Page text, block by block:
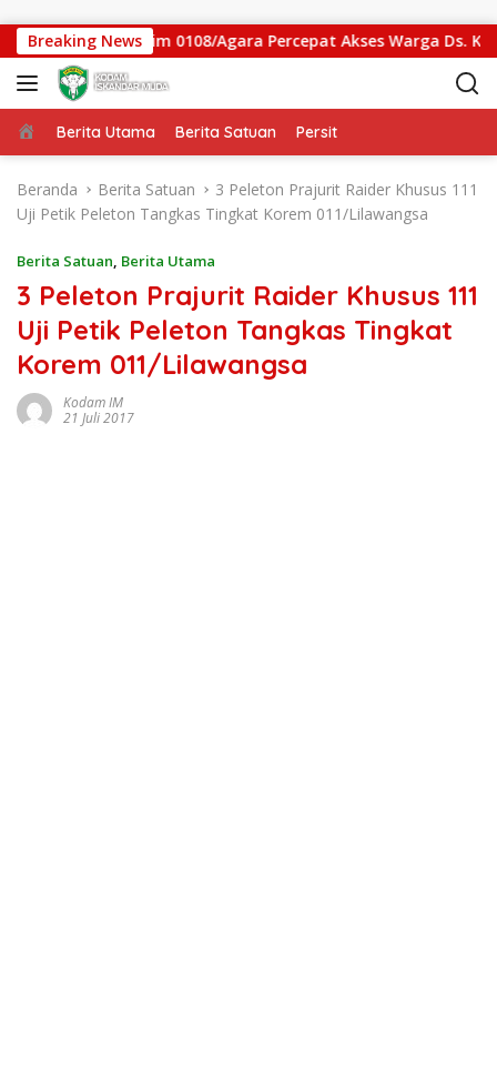
Breaking News
Gantung Kodim 0108/Agara Percepat Akses Warga Ds.
Beranda
Berita Utama Berita Satuan Persit
Beranda Berita Satuan
3 Peleton Prajurit Raider Khusus 111
Uji Petik Peleton Tangkas Tingkat Korem 011/Lilawangsa
Berita Satuan, Berita Utama
3 Peleton Prajurit Raider Khusus 111
Uji Petik Peleton Tangkas Tingkat
Korem 011/Lilawangsa
Kodam IM
21 Juli 2017